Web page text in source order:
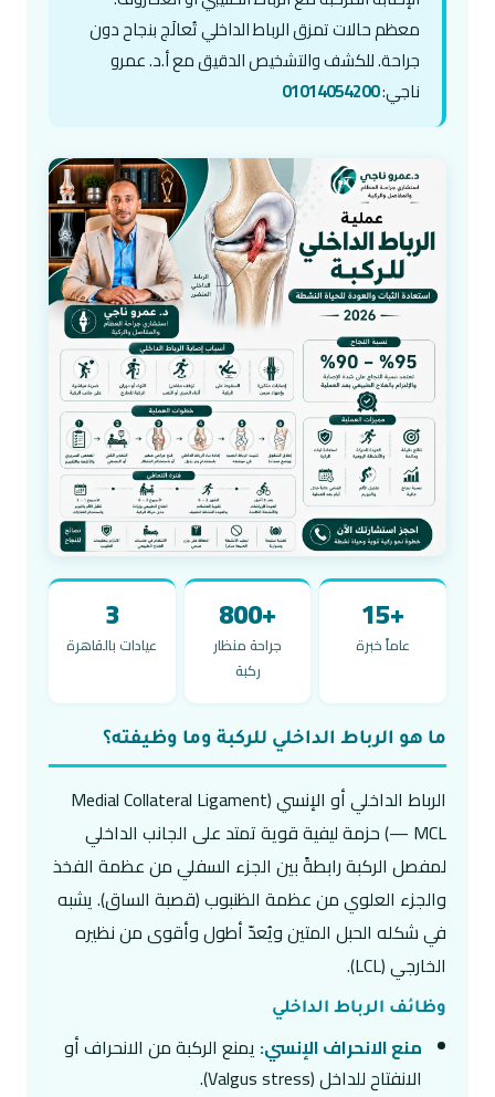
معظم حالات تمزق الرباط الداخلي تُعالَج بنجاح دون
جراحة. للكشف والتشخيص الدقيق مع أ.د. عمرو
ناجي:01014054200
+15
عاماً خبرة
+800
جراحة منظار
ركبة
3
عيادات بالقاهرة
ما هو الرباط الداخلي للركبة وما وظيفته؟
الرباط الداخلي أو الإنسي (Medial Collateral Ligament
— MCL) حزمة ليفية قوية تمتد على الجانب الداخلي
لمفصل الركبة رابطةً بين الجزء السفلي من عظمة الفخذ
والجزء العلوي من عظمة الظنبوب (قصبة الساق). يشبه
في شكله الحبل المتين ويُعدّ أطول وأقوى من نظيره
الخارجي (LCL).
وظائف الرباط الداخلي
منع الانحراف الإنسي: يمنع الركبة من الانحراف أو
الانفتاح للداخل (Valgus stress).